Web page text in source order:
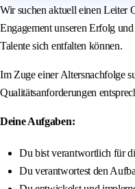
Wir suchen aktuell einen Leiter
Engagement unseren Erfolg
Talente sich entfalten können.
Im Zuge einer Altersnachfolge
Qualitätsanforderungen
Deine Aufgaben:
Du bist verantwortlich für
Du verantwortest den